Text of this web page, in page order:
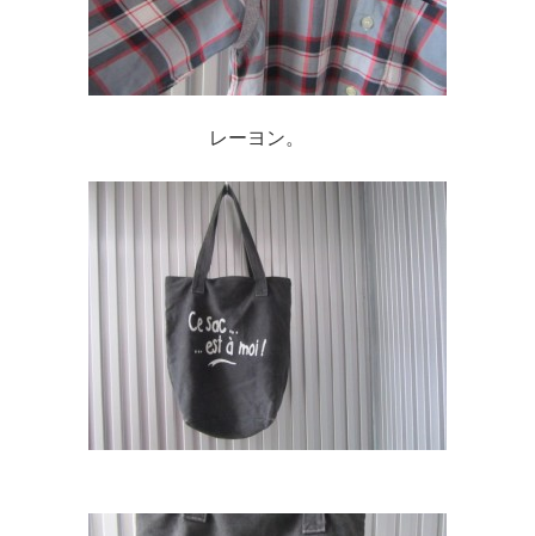
レーヨン。